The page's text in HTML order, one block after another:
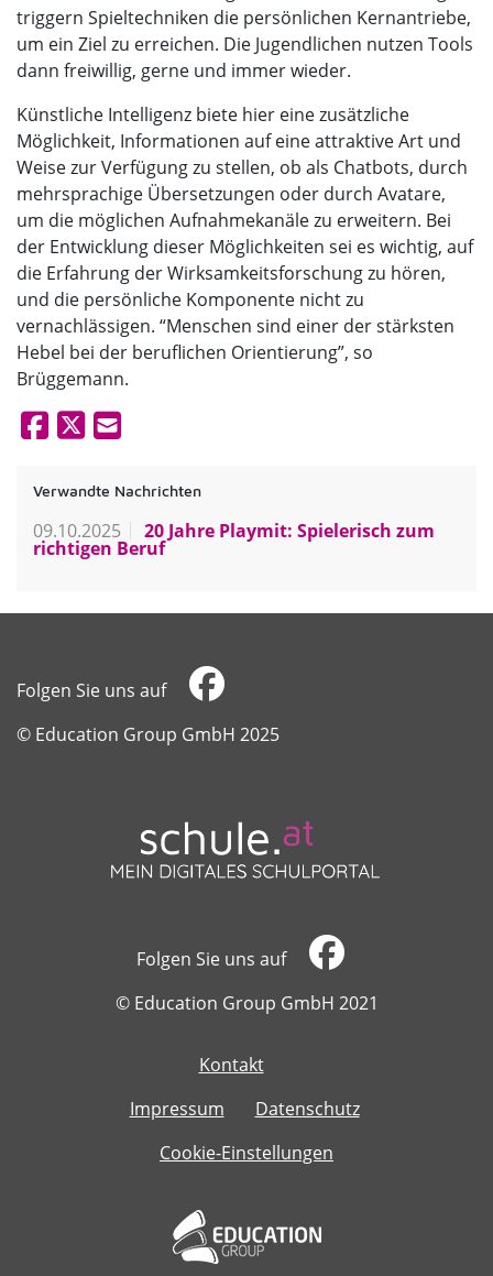
triggern Spieltechniken die persönlichen Kernantriebe,
um ein Ziel zu erreichen. Die Jugendlichen nutzen Tools
dann freiwillig, gerne und immer wieder.
Künstliche Intelligenz biete hier eine zusätzliche
Möglichkeit, Informationen auf eine attraktive Art und
Weise zur Verfügung zu stellen, ob als Chatbots, durch
mehrsprachige Übersetzungen oder durch Avatare,
um die möglichen Aufnahmekanäle zu erweitern. Bei
der Entwicklung dieser Möglichkeiten sei es wichtig, auf
die Erfahrung der Wirksamkeitsforschung zu hören,
und die persönliche Komponente nicht zu
vernachlässigen. “Menschen sind einer der stärksten
Hebel bei der beruflichen Orientierung”, so
Brüggemann.
Verwandte Nachrichten
09.10.2025 20 Jahre Playmit: Spielerisch zum
richtigen Beruf
Folgen Sie uns auf
​​​​​​​© Education Group GmbH 2025
Folgen Sie uns auf
​​​​​​​© Education Group GmbH 2021
Kontakt
Impressum
Datenschutz
Cookie-Einstellungen